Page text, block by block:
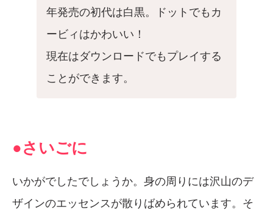
年発売の初代は白黒。ドットでもカ
ービィはかわいい！
現在はダウンロードでもプレイする
ことができます。
●さいごに
いかがでしたでしょうか。身の周りには沢山のデ
ザインのエッセンスが散りばめられています。そ